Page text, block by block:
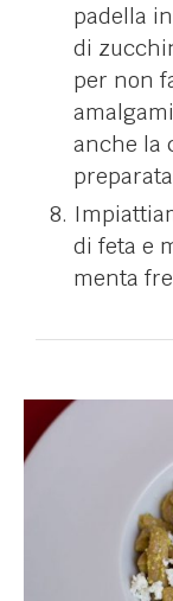
padella
di
per non
anche la
di feta e
menta